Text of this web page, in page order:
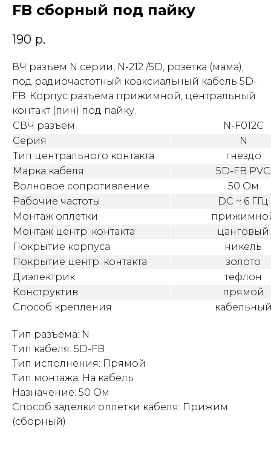
FB сборный под пайку
190 р.
ВЧ разъем N серии, N-212 /5D, розетка (мама),
под радиочастотный коаксиальный кабель 5D-
FB. Корпус разъема прижимной, центральный
контакт (пин) под пайку.
СВЧ разъем
N-F012C
Серия
N
Тип центрального контакта
гнездо
Марка кабеля
5D-FB PVC
Волновое сопротивление
50 Ом
Рабочие частоты
DC ~ 6 ГГц
Монтаж оплетки
Монтаж центр. контакта
цанговый
Покрытие корпуса
никель
Покрытие центр. контакта
золото
Диэлектрик
тефлон
Конструктив
прямой
Способ крепления
Тип разъема: N
Тип кабеля: 5D-FB
Тип исполнения: Прямой
Тип монтажа: На кабель
Назначение: 50 Ом
Способ заделки оплетки кабеля: Прижим
(сборный)